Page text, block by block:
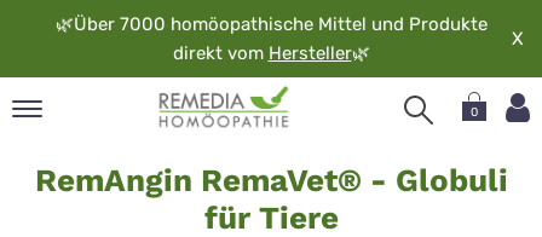
🌿Über 7000 homöopathische Mittel und Produkte
direkt vom Hersteller🌿
X
0
RemAngin
RemAngin RemaVet® - Globuli
für Tiere